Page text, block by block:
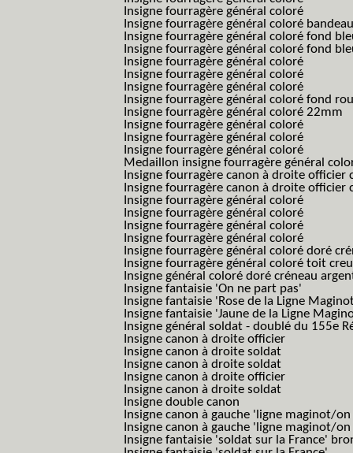
Insigne fourragère général coloré
Insigne fourragère général coloré
Insigne fourragère général coloré fond
Insigne fourragère général coloré fond
Insigne fourragère général coloré
Insigne fourragère général coloré
Insigne fourragère général coloré
Insigne fourragère général coloré fond
Insigne fourragère général coloré 22mm
Insigne fourragère général coloré
Insigne fourragère général coloré
Insigne fourragère général coloré
Medaillon insigne fourragère général
Insigne fourragère canon à droite
Insigne fourragère canon à droite
Insigne fourragère général coloré
Insigne fourragère général coloré
Insigne fourragère général coloré
Insigne fourragère général coloré
Insigne fourragère général coloré doré
Insigne fourragère général coloré toit
Insigne général coloré doré créneau
Insigne fantaisie 'On ne part pas'
Insigne fantaisie 'Rose de la Ligne
Insigne fantaisie 'Jaune de la Ligne
Insigne général soldat - doublé du 155e
Insigne canon à droite officier
Insigne canon à droite soldat
Insigne canon à droite soldat
Insigne canon à droite officier
Insigne canon à droite soldat
Insigne double canon
Insigne canon à gauche 'ligne maginot/
Insigne canon à gauche 'ligne maginot/
Insigne fantaisie 'soldat sur la France'